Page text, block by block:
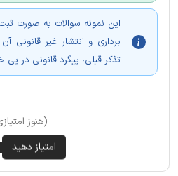
این نمونه سوالات به صورت
برداری و انتشار غیر قانونی
تذکر قبلی، پیگرد قانونی در
(هنوز